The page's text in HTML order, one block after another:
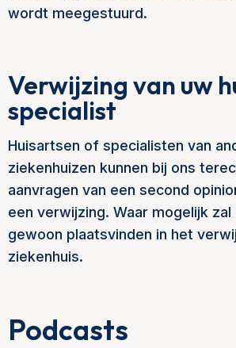
wordt meegestuurd.
Verwijzing van uw
specialist
Huisartsen of specialisten van
ziekenhuizen kunnen bij ons
aanvragen van een second
een verwijzing. Waar mogelijk zal
gewoon plaatsvinden in het
ziekenhuis.
Podcasts